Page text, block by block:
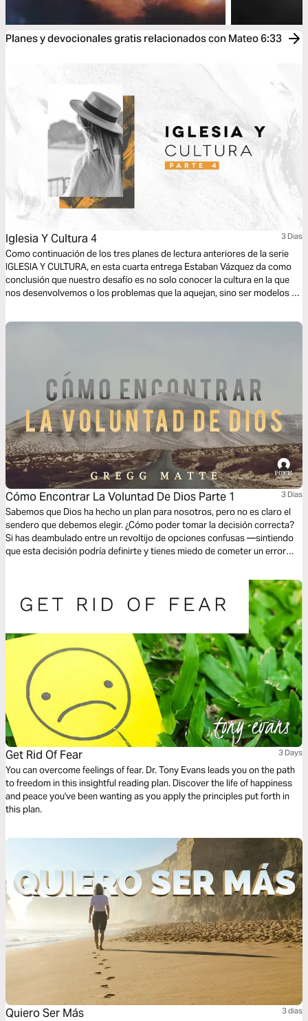
Planes y devocionales gratis relacionados con Mateo 6:33
Iglesia Y Cultura 4 3 Dias
Como continuación de los tres planes de lectura anteriores de la serie
IGLESIA Y CULTURA, en esta cuarta entrega Estaban Vázquez da como
conclusión que nuestro desafío es no solo conocer la cultura en la que
nos desenvolvemos o los problemas que la aquejan, sino ser modelos de
generar una nueva normalidad compatible con el Reino de Dios.
Cómo Encontrar La Voluntad De Dios Parte 1 3 Dias
Sabemos que Dios ha hecho un plan para nosotros, pero no es claro el
sendero que debemos elegir. ¿Cómo poder tomar la decisión correcta?
Si has deambulado entre un revoltijo de opciones confusas —sintiendo
que esta decisión podría definirte y tienes miedo de cometer un error—
Get Rid Of Fear 3 Days
You can overcome feelings of fear. Dr. Tony Evans leads you on the path
to freedom in this insightful reading plan. Discover the life of happiness
and peace you've been wanting as you apply the principles put forth in
this plan.
Quiero Ser Más 3 dias